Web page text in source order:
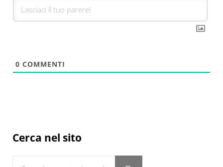
0 COMMENTI
Sidebar
Cerca nel sito